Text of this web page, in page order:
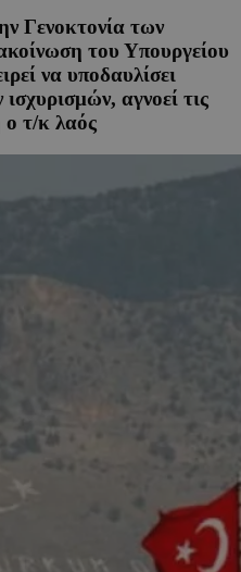
Γενοκτονία των
του Υπουργείου
να υποδαυλίσει
αγνοεί τις
ο τ/κ λαός